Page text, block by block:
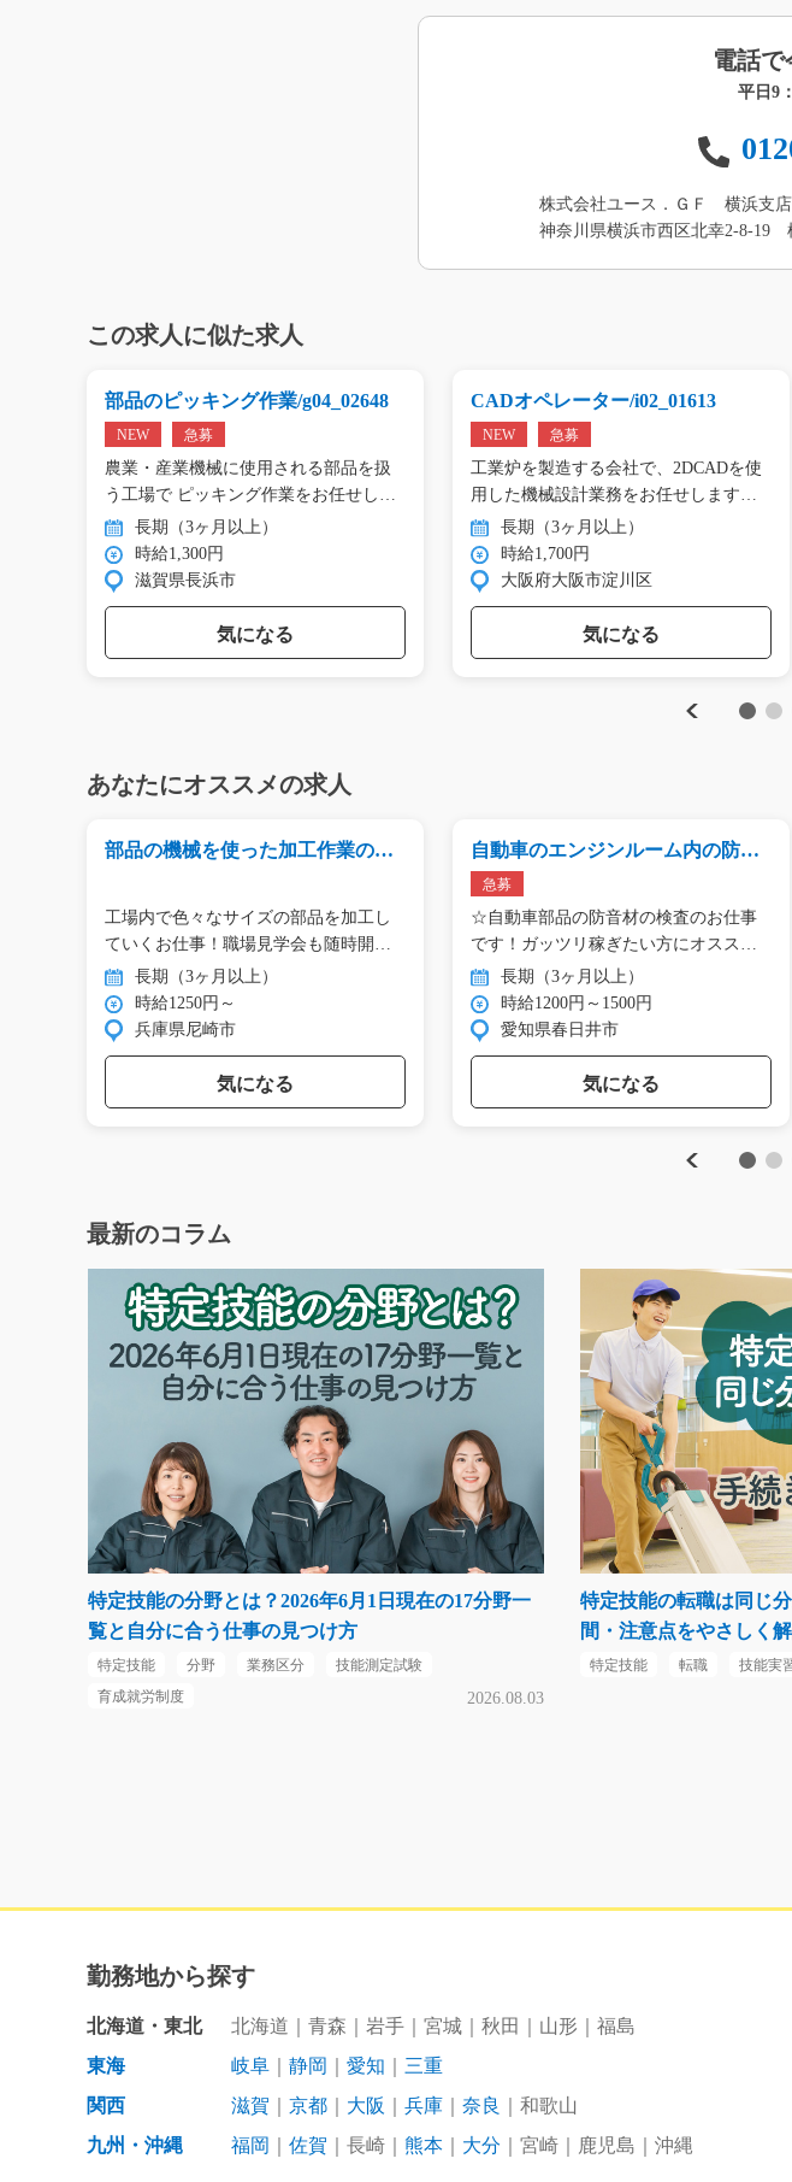
電話
平日9
株式会社ユース．ＧＦ 横浜支店
神奈川県横浜市西区北幸2-8-19
この求人に似た求人
Previous
部品のピッキング作業/g04_02648
NEW 急募
農業・産業機械に使用される部品を扱
う工場で ピッキング作業をお任せし
ま… 長期（3ヶ月以上）
時給1,300円
滋賀県長浜市
気になる
CADオペレーター/i02_01613
NEW 急募
工業炉を製造する会社で、2DCADを使
用した機械設計業務をお任せします。
…
長期（3ヶ月以上）
時給1,700円
大阪府大阪市淀川区
気になる
あなたにオススメの求人
Previous
部品の機械を使った加工作業のお
工場内で色々なサイズの部品を加工し
ていくお仕事！職場見学会も随時開
催… 長期（3ヶ月以上）
時給1250円～
兵庫県尼崎市
気になる
自動車のエンジンルーム内の防音
材の検査/y01_00847
急募
☆自動車部品の防音材の検査のお仕事
です！ガッツリ稼ぎたい方にオススメ
の… 長期（3ヶ月以上）
時給1200円～1500円
愛知県春日井市
気になる
最新のコラム
特定技能の分野とは？2026年6月1日現在の17分野一
覧と自分に合う仕事の見つけ方
特定技能 分野 業務区分
技能測定試験
育成就労制度
2026.08.03
特定技能の転職は同じ
間・注意点をやさしく
特定技能 転職 技能実
勤務地から探す
北海道・東北 北海道 青森 岩手 宮城 秋田 山形 福島
東海
岐阜 静岡 愛知 三重
関西
滋賀 京都 大阪 兵庫 奈良 和歌山
九州・沖縄
福岡 佐賀 長崎 熊本 大分 宮崎 鹿児島 沖縄